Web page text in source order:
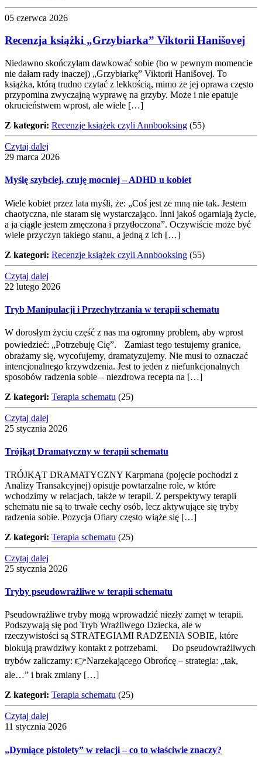
05 czerwca 2026
Recenzja książki „Grzybiarka” Viktorii Hanišovej
Niedawno skończyłam dawkować sobie (bo w pewnym momencie
nie dałam rady inaczej) „Grzybiarkę” Viktorii Hanišovej. To
książka, którą trudno czytać z lekkością, mimo że jej oprawa często
przypomina zwyczajną wyprawę na grzyby. Może i nie epatuje
okrucieństwem wprost, ale wiele […]
Z kategori: Recenzje książek czyli Annbooksing (55)
Czytaj dalej
29 marca 2026
Myślę szybciej, czuję mocniej – ADHD u kobiet
Wiele kobiet przez lata myśli, że: „Coś jest ze mną nie tak. Jestem
chaotyczna, nie staram się wystarczająco. Inni jakoś ogarniają życie,
a ja ciągle jestem zmęczona i przytłoczona”. Oczywiście może być
wiele przyczyn takiego stanu, a jedną z ich […]
Z kategori: Recenzje książek czyli Annbooksing (55)
Czytaj dalej
22 lutego 2026
Tryb Manipulacji i Przechytrzania w terapii schematu
W dorosłym życiu część z nas ma ogromny problem, aby wprost
powiedzieć: „Potrzebuję Cię”. Zamiast tego testujemy granice,
obrażamy się, wycofujemy, dramatyzujemy. Nie musi to oznaczać
intencjonalnego krzywdzenia. Jest to jeden z niefunkcjonalnych
sposobów radzenia sobie – niezdrowa recepta na […]
Z kategori: Terapia schematu (25)
Czytaj dalej
25 stycznia 2026
Trójkąt Dramatyczny w terapii schematu
TRÓJKĄT DRAMATYCZNY Karpmana (pojęcie pochodzi z
Analizy Transakcyjnej) opisuje powtarzalne role, w które
wchodzimy w relacjach, także w terapii. Z perspektywy terapii
schematu nie są to trwałe cechy osób, lecz aktywujące się tryby
radzenia sobie. Pozycja Ofiary często wiąże się […]
Z kategori: Terapia schematu (25)
Czytaj dalej
25 stycznia 2026
Tryby pseudowrażliwe w terapii schematu
Pseudowrażliwe tryby mogą wprowadzić niezły zamęt w terapii.
Podszywają się pod Tryb Wrażliwego Dziecka, ale w
rzeczywistości są STRATEGIAMI RADZENIA SOBIE, które
blokują prawdziwy kontakt z potrzebami. Do pseudowrażliwych
trybów zaliczamy: 👉Narzekającego Obrońcę – strategia: „tak,
ale…” i brak zmiany […]
Z kategori: Terapia schematu (25)
Czytaj dalej
11 stycznia 2026
„Dymiące pistolety” w relacji – co to właściwie znaczy?